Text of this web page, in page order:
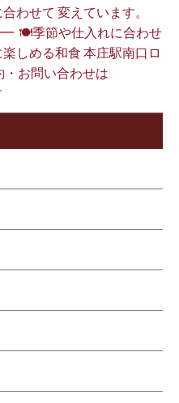
わせて 変えています。
や仕入れに合わせ
しめる和食 本庄駅南口ロ
・お問い合わせは